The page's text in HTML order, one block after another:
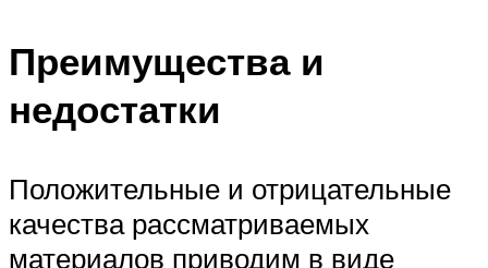
Преимущества и
недостатки
Положительные и отрицательные
качества рассматриваемых
материалов приводим в виде